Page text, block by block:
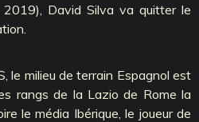
2019), David Silva va quitter le
le milieu de terrain Espagnol est
rangs de la Lazio de Rome la
le média Ibérique, le joueur de